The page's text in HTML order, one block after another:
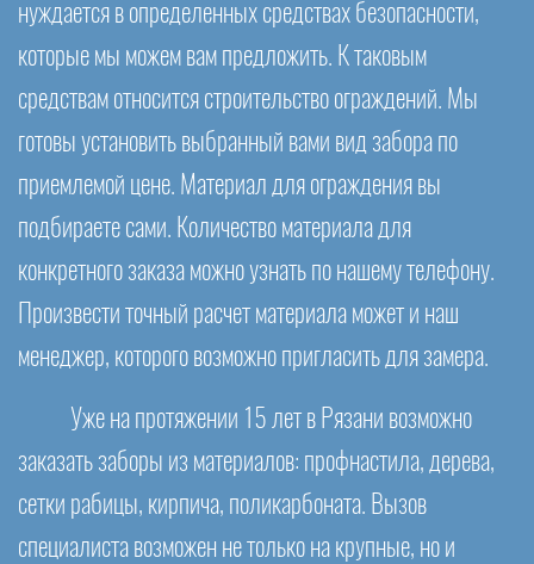
нуждается в определенных средствах безопасности,
которые мы можем вам предложить. К таковым
средствам относится строительство ограждений. Мы
готовы установить выбранный вами вид забора по
приемлемой цене. Материал для ограждения вы
подбираете сами. Количество материала для
конкретного заказа можно узнать по нашему телефону.
Произвести точный расчет материала может и наш
менеджер, которого возможно пригласить для замера.
Уже на протяжении 15 лет в Рязани возможно
заказать заборы из материалов: профнастила, дерева,
сетки рабицы, кирпича, поликарбоната. Вызов
специалиста возможен не только на крупные, но и